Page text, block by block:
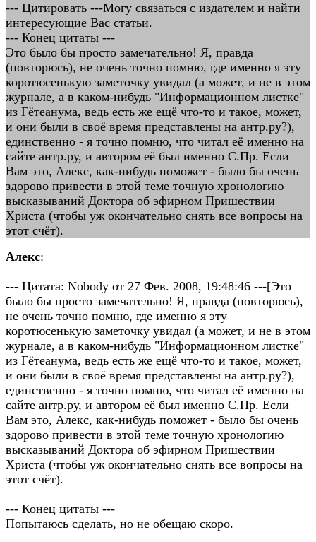
--- Цитировать ---Могу связаться с издателем и найти
интересующие Вас статьи.
--- Конец цитаты ---
Это было бы просто замечательно! Я, правда
(повторюсь), не очень точно помню, где именно я эту
коротюсенькую заметочку увидал (а может, и не в этом
журнале, а в каком-нибудь "Информационном листке"
из Гётеанума, ведь есть же ещё что-то и такое, может,
и они были в своё время представлены на антр.ру?),
единственно - я точно помню, что читал её именно на
сайте антр.ру, и автором её был именно С.Пр. Если
Вам это, Алекс, как-нибудь поможет - было бы очень
здорово привести в этой теме точную хронологию
высказываний Доктора об эфирном Пришествии
Христа (чтобы уж окончательно снять все вопросы на
этот счёт).
Алекс:
--- Цитата: Nobody от 27 Фев. 2008, 19:48:46 ---[Это
было бы просто замечательно! Я, правда (повторюсь),
не очень точно помню, где именно я эту
коротюсенькую заметочку увидал (а может, и не в этом
журнале, а в каком-нибудь "Информационном листке"
из Гётеанума, ведь есть же ещё что-то и такое, может,
и они были в своё время представлены на антр.ру?),
единственно - я точно помню, что читал её именно на
сайте антр.ру, и автором её был именно С.Пр. Если
Вам это, Алекс, как-нибудь поможет - было бы очень
здорово привести в этой теме точную хронологию
высказываний Доктора об эфирном Пришествии
Христа (чтобы уж окончательно снять все вопросы на
этот счёт).
--- Конец цитаты ---
Попытаюсь сделать, но не обещаю скоро.